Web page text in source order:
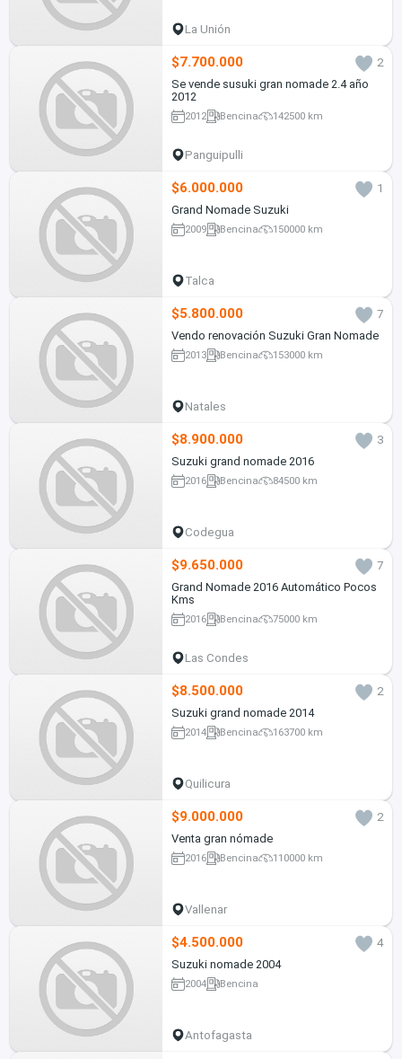
La Unión
$7.700.000
2
Se vende susuki gran nomade 2.4 año
2012
2012 Bencina 142500 km
Panguipulli
$6.000.000
1
Grand Nomade Suzuki
2009 Bencina 150000 km
Talca
$5.800.000
7
Vendo renovación Suzuki Gran Nomade
2013 Bencina 153000 km
Natales
$8.900.000
3
Suzuki grand nomade 2016
2016 Bencina 84500 km
Codegua
$9.650.000
7
Grand Nomade 2016 Automático Pocos
Kms
2016 Bencina 75000 km
Las Condes
$8.500.000
2
Suzuki grand nomade 2014
2014 Bencina 163700 km
Quilicura
$9.000.000
2
Venta gran nómade
2016 Bencina 110000 km
Vallenar
$4.500.000
4
Suzuki nomade 2004
2004 Bencina
Antofagasta